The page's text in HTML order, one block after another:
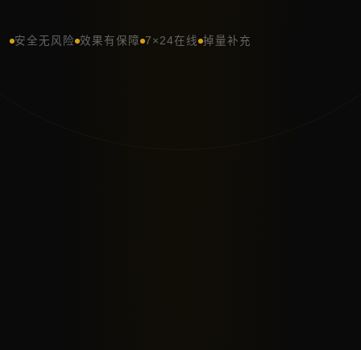
安全无风险 效果有保障 7×24在线 掉量补充